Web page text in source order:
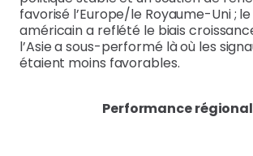
favorisé l’Europe/le Royaume-Uni ;
américain a reflété le biais
l’Asie a sous-performé là où les
étaient moins favorables.
Performance